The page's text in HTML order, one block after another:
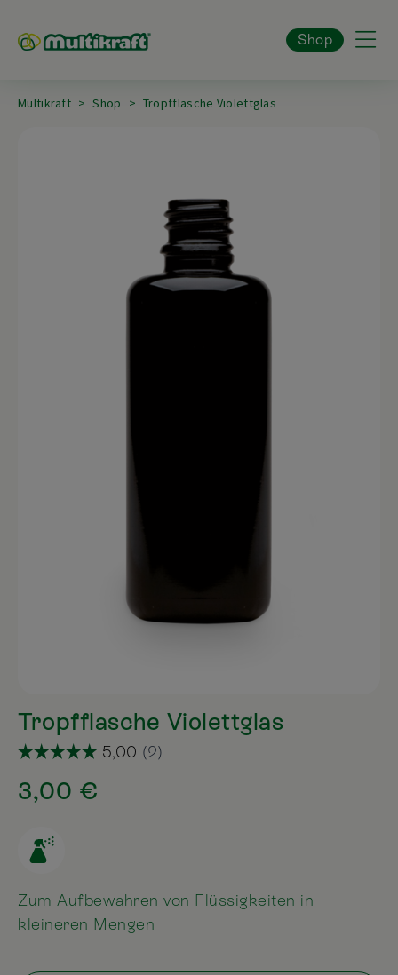
Shop
Multikraft Shop Tropfflasche Violettglas
Tropfflasche Violettglas
Zum Aufbewahren von Flüssigkeiten in
kleineren Mengen
3,00 €